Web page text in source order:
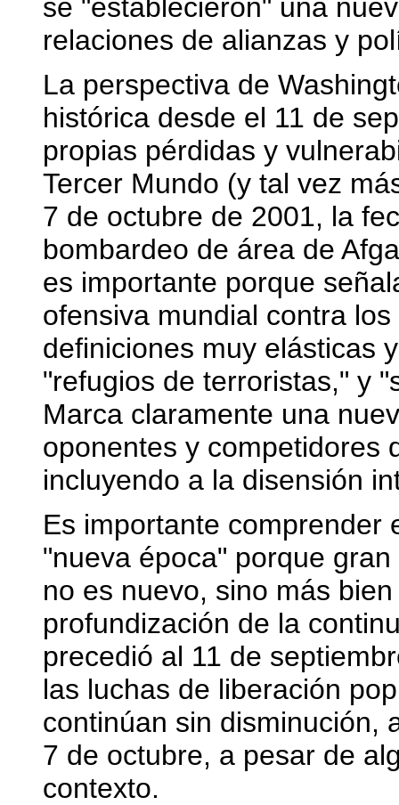
se "establecieron" una
relaciones de alianzas y
La perspectiva de
histórica desde el 11 de
propias pérdidas y
Tercer Mundo (y tal vez
7 de octubre de 2001, la
bombardeo de área de
es importante porque
ofensiva mundial contra
definiciones muy elásticas
"refugios de terroristas," y
Marca claramente una
oponentes y competidores
incluyendo a la disensión
Es importante comprender
"nueva época" porque
no es nuevo, sino más
profundización de la
precedió al 11 de
las luchas de liberación
continúan sin disminución,
7 de octubre, a pesar de
contexto.